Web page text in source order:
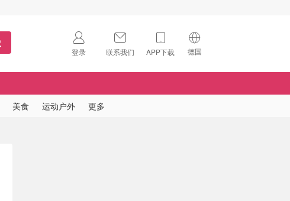
登录 联系我们 APP下载 德国
🇺🇸
美食 运动户外 更多